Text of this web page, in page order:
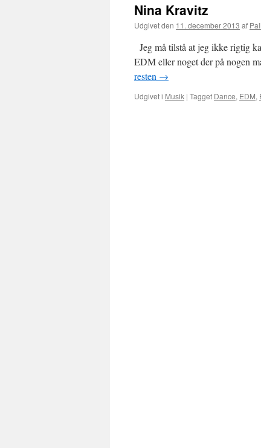
Nina Kravitz
Udgivet den 11. december 2013 af
Jeg må tilstå at jeg ikke rigtig
EDM eller noget der på nogen
resten →
Udgivet i Musik | Tagget Dance, EDM,